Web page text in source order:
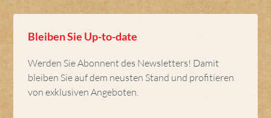
Bleiben Sie Up-to-date
Werden Sie Abonnent des Newsletters! Damit
bleiben Sie auf dem neusten Stand und profitieren
von exklusiven Angeboten.